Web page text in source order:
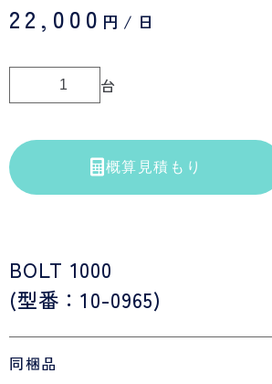
22,000 円/日
台
概算見積もり
BOLT 1000
(型番：10-0965)
同梱品